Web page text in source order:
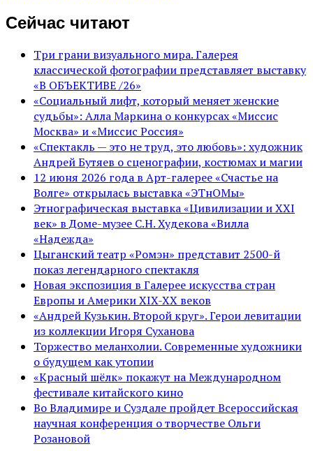
Сейчас читают
Три грани визуального мира. Галерея
классической фотографии представляет выставку
«В ОБЪЕКТИВЕ /26»
«Социальный лифт, который меняет женские
судьбы»: Алла Маркина о конкурсах «Миссис
Москва» и «Миссис Россия»
«Спектакль — это не труд, это любовь»: художник
Андрей Бутяев о сценографии, костюмах и магии
12 июня 2026 года в Арт-галерее «Счастье на
Волге» открылась выставка «ЭТнОМы»
Этнографическая выставка «Цивилизации и ХХI
век» в Доме-музее С.Н. Худекова «Вилла
«Надежда»
Цыганский театр «Ромэн» представит 2500-й
показ легендарного спектакля
Новая экспозиция в Галерее искусства стран
Европы и Америки XIX-XX веков
«Андрей Кузькин. Второй круг». Герои левитации
из коллекции Игоря Суханова
Торжество меланхолии. Современные художники
о будущем как утопии
«Красный шёлк» покажут на Международном
фестивале китайского кино
Во Владимире и Суздале пройдет Всероссийская
научная конференция о творчестве Ольги
Розановой